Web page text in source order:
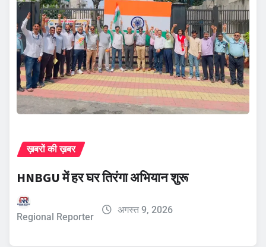
ख़बरों की ख़बर
HNBGU में हर घर तिरंगा अभियान शुरू
Regional Reporter
अगस्त 9, 2026